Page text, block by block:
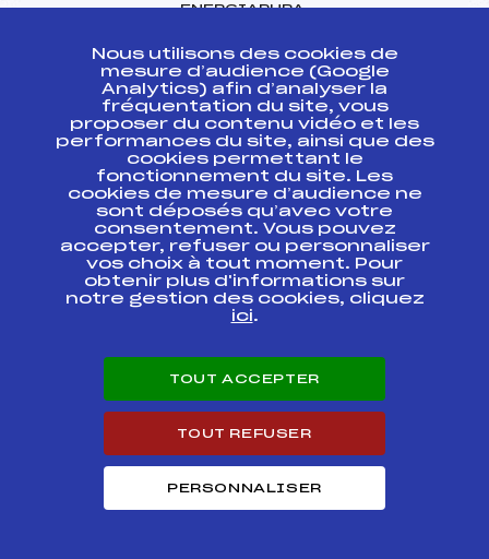
ENERGIAPURA
Résultats Alpin 2009
Codex Course Cat.
ASAF1261.FFS
SCARA – Pré
qualification
Benjamines Filles
TRACE A – Dossards
"Pierrot Gourmand"
FFS
COURSE DISTRICT
AUTRANS / GEANT
AUTRANS / GEANT
ADAF0431.FFS
Trophée Banque
FFS
Nous utilisons des cookies de
mesure d’audience (Google
Analytics) afin d’analyser la
fréquentation du site, vous
proposer du contenu vidéo et les
performances du site, ainsi que des
cookies permettant le
fonctionnement du site. Les
cookies de mesure d’audience ne
sont déposés qu’avec votre
consentement. Vous pouvez
accepter, refuser ou personnaliser
vos choix à tout moment. Pour
obtenir plus d'informations sur
notre gestion des cookies, cliquez
ici.
TOUT ACCEPTER
TOUT REFUSER
PERSONNALISER